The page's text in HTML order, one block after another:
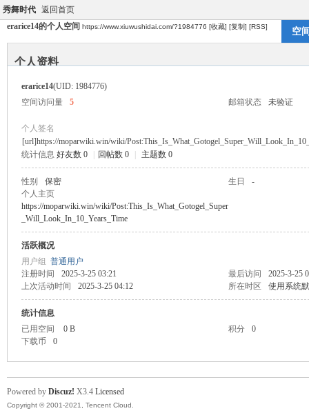
秀舞时代 返回首页
erarice14的个人空间 https://www.xiuwushidai.com/?1984776 [收藏] [复制] [RSS] 空
个人资料
erarice14(UID: 1984776)
空间访问量
5 邮箱状态 未验证
个人签名
[url]https://moparwiki.win/wiki/
统计信息 好友数 0 回帖数 0 主题数 0
性别 保密 生日
-
个人主页
https://moparwiki.win/wiki/Post:This_Is_What_Gotogel_Super
_Will_Look_In_10_Years_Time
活跃概况
用户组 普通用户
注册时间
2025-3-25 03:21 最后访问
2025-3-25
上次活动时间
2025-3-25 04:12 所在时区 使用系统
统计信息
已用空间
0 B 积分
0
下载币
0
Powered by Discuz! X3.4 Licensed
Copyright © 2001-2021, Tencent Cloud.